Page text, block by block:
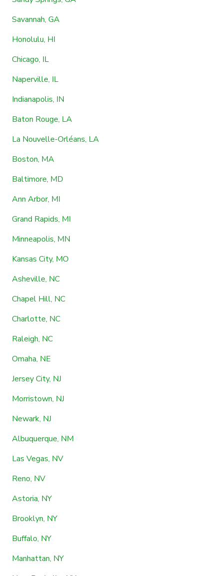
Savannah, GA
Honolulu, HI
Chicago, IL
Naperville, IL
Indianapolis, IN
Baton Rouge, LA
La Nouvelle-Orléans, LA
Boston, MA
Baltimore, MD
Ann Arbor, MI
Grand Rapids, MI
Minneapolis, MN
Kansas City, MO
Asheville, NC
Chapel Hill, NC
Charlotte, NC
Raleigh, NC
Omaha, NE
Jersey City, NJ
Morristown, NJ
Newark, NJ
Albuquerque, NM
Las Vegas, NV
Reno, NV
Astoria, NY
Brooklyn, NY
Buffalo, NY
Manhattan, NY